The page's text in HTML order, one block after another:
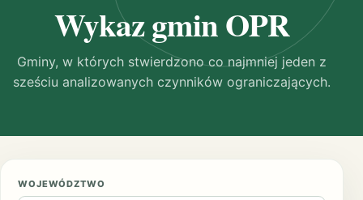
Wykaz gmin OPR
Gminy, w których stwierdzono co najmniej jeden z
sześciu analizowanych czynników ograniczających.
WOJEWÓDZTWO